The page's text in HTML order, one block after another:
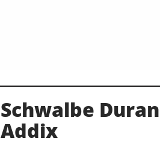
Schwalbe
Addix